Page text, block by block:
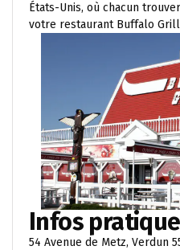
États-Unis, où chacun
votre restaurant Buffalo
Infos
54 Avenue de Metz, Verdun